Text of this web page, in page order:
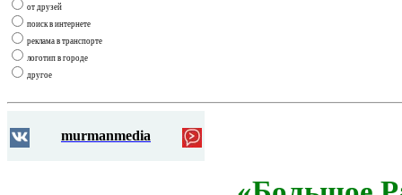
от друзей
поиск в интернете
реклама в транспорте
логотип в городе
другое
murmanmedia